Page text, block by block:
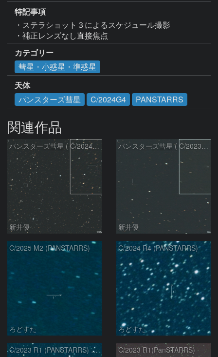
特記事項
・ステラショット３によるスケジュール撮影
・補正レンズなし直接焦点
カテゴリー
彗星・小惑星・準惑星
天体
パンスターズ彗星
C/2024G4 PANSTARRS
関連作品
パンスターズ彗星 ( C/2024R4 )：2026/07/27
新井優
パンスターズ彗星 ( C/2023R1 )：2026/07/09
新井優
C/2025 M2 (PANSTARRS)
ろどすた
C/2024 R4 (PANSTARRS)
ろどすた
C/2023 R1 (PANSTARRS) の変化 C/2023 R1(PanSTARRS)